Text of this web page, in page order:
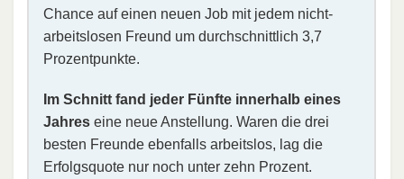
Chance auf einen neuen Job mit jedem nicht-
arbeitslosen Freund um durchschnittlich 3,7
Prozentpunkte.
Im Schnitt fand jeder Fünfte innerhalb eines
Jahres eine neue Anstellung. Waren die drei
besten Freunde ebenfalls arbeitslos, lag die
Erfolgsquote nur noch unter zehn Prozent.